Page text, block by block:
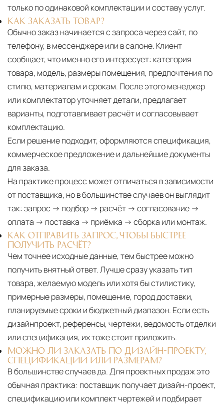
только по одинаковой комплектации и составу услуг.
КАК ЗАКАЗАТЬ ТОВАР?
Обычно заказ начинается с запроса через сайт, по
телефону, в мессенджере или в салоне. Клиент
сообщает, что именно его интересует: категория
товара, модель, размеры помещения, предпочтения по
стилю, материалам и срокам. После этого менеджер
или комплектатор уточняет детали, предлагает
варианты, подготавливает расчёт и согласовывает
комплектацию.
Если решение подходит, оформляются спецификация,
коммерческое предложение и дальнейшие документы
для заказа.
На практике процесс может отличаться в зависимости
от поставщика, но в большинстве случаев он выглядит
так: запрос → подбор → расчёт → согласование →
оплата → поставка → приёмка → сборка или монтаж.
КАК ОТПРАВИТЬ ЗАПРОС, ЧТОБЫ БЫСТРЕЕ
ПОЛУЧИТЬ РАСЧЁТ?
Чем точнее исходные данные, тем быстрее можно
получить внятный ответ. Лучше сразу указать тип
товара, желаемую модель или хотя бы стилистику,
примерные размеры, помещение, город доставки,
планируемые сроки и бюджетный диапазон. Если есть
дизайнпроект, референсы, чертежи, ведомость отделки
или спецификация, их тоже стоит приложить.
МОЖНО ЛИ ЗАКАЗАТЬ ПО ДИЗАЙН-ПРОЕКТУ,
СПЕЦИФИКАЦИИ ИЛИ РАЗМЕРАМ?
В большинстве случаев да. Для проектных продаж это
обычная практика: поставщик получает дизайн-проект,
спецификацию или комплект чертежей и подбирает